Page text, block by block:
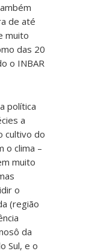
de até
muito
das 20
o INBAR
política
a
cultivo do
o clima –
muito
o
(região
da
Sul, e o